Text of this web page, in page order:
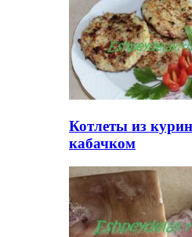
Котлеты из
кабачком